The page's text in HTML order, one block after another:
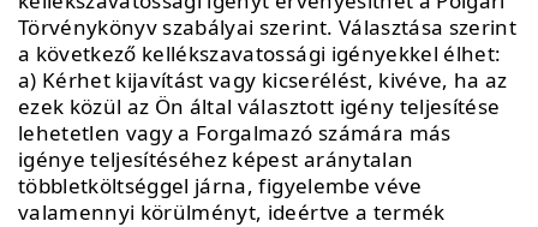
Törvénykönyv szabályai szerint. Választása szerint
a következő kellékszavatossági igényekkel élhet:
a) Kérhet kijavítást vagy kicserélést, kivéve, ha az
ezek közül az Ön által választott igény teljesítése
lehetetlen vagy a Forgalmazó számára más
igénye teljesítéséhez képest aránytalan
többletköltséggel járna, figyelembe véve
valamennyi körülményt, ideértve a termék